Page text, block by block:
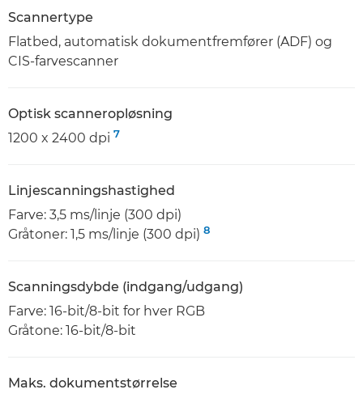
Scannertype
Flatbed, automatisk dokumentfremfører (ADF) og
CIS-farvescanner
Optisk scanneropløsning
1200 x 2400 dpi 7
Linjescanningshastighed
Farve: 3,5 ms/linje (300 dpi)
Gråtoner: 1,5 ms/linje (300 dpi) 8
Scanningsdybde (indgang/udgang)
Farve: 16-bit/8-bit for hver RGB
Gråtone: 16-bit/8-bit
Maks. dokumentstørrelse